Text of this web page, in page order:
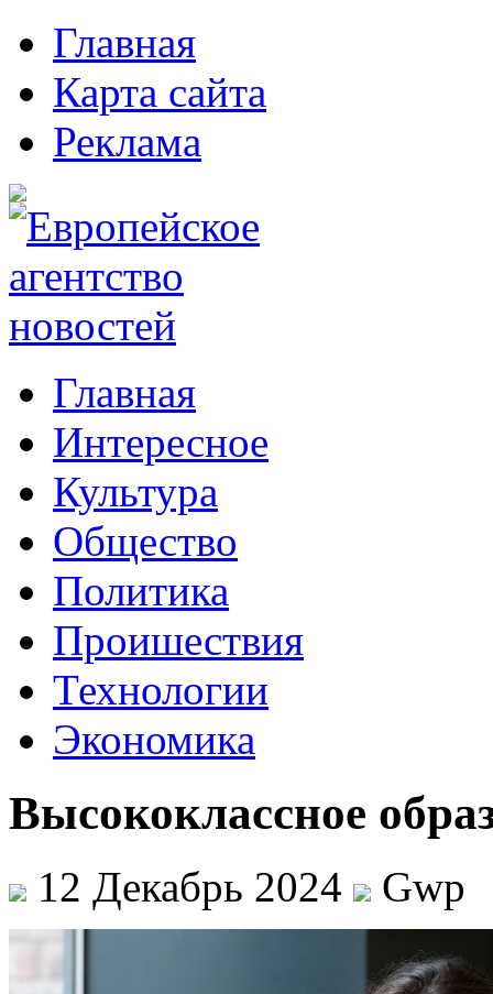
Главная
Карта сайта
Реклама
Главная
Интересное
Культура
Общество
Политика
Проишествия
Технологии
Экономика
Высококлассное
12 Декабрь 2024 Gwp